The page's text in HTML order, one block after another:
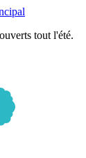
tout l'été.